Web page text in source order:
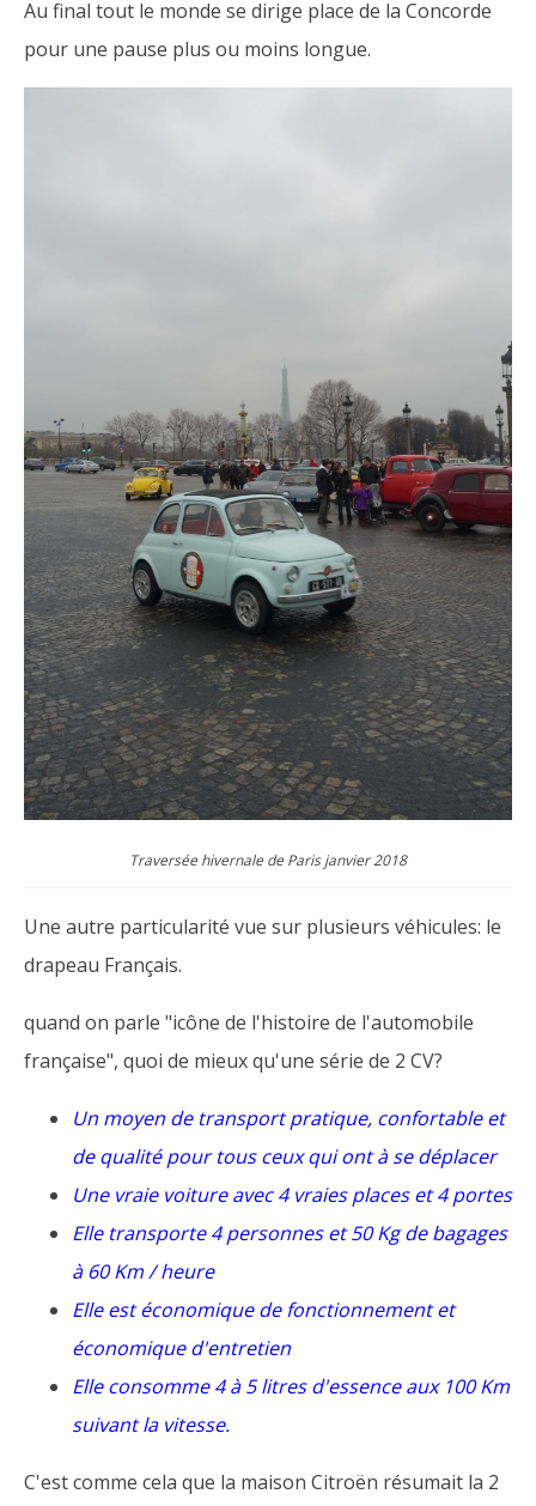
Au final tout le monde se dirige place de la Concorde
pour une pause plus ou moins longue.
Traversée hivernale de Paris janvier 2018
Une autre particularité vue sur plusieurs véhicules: le
drapeau Français.
quand on parle "icône de l'histoire de l'automobile
française", quoi de mieux qu'une série de 2 CV?
Un moyen de transport pratique, confortable et
de qualité pour tous ceux qui ont à se déplacer
Une vraie voiture avec 4 vraies places et 4 portes
Elle transporte 4 personnes et 50 Kg de bagages
à 60 Km / heure
Elle est économique de fonctionnement et
économique d'entretien
Elle consomme 4 à 5 litres d'essence aux 100 Km
suivant la vitesse.
C'est comme cela que la maison Citroën résumait la 2